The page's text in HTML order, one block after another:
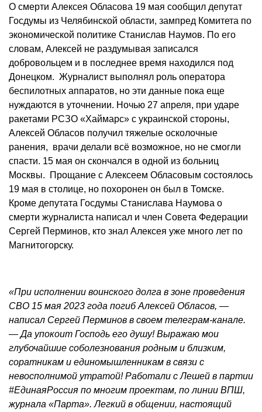
О смерти Алексея Обласова 19 мая сообщил депутат
Госдумы из Челябинской области, зампред Комитета по
экономической политике Станислав Наумов. По его
словам, Алексей не раздумывая записался
добровольцем и в последнее время находился под
Донецком. Журналист выполнял роль оператора
беспилотных аппаратов, но эти данные пока еще
нуждаются в уточнении. Ночью 27 апреля, при ударе
ракетами РСЗО «Хаймарс» с украинской стороны,
Алексей Обласов получил тяжелые осколочные
ранения, врачи делали всё возможное, но не смогли
спасти. 15 мая он скончался в одной из больниц
Москвы. Прощание с Алексеем Обласовым состоялось
19 мая в столице, но похоронен он был в Томске.
Кроме депутата Госдумы Станислава Наумова о
смерти журналиста написал и член Совета Федерации
Сергей Перминов, кто знал Алексея уже много лет по
Магнитогорску.
«При исполнении воинского долга в зоне проведения
СВО 15 мая 2023 года погиб Алексей Обласов, —
написал Сергей Перминов в своем телеграм-канале.
— Да упокоит Господь его душу! Выражаю мои
глубочайшие соболезнования родным и близким,
соратникам и единомышленникам в связи с
невосполнимой утратой! Работали с Лешей в партии
#ЕдинаяРоссия по многим проектам, по линии ВПШ,
журнала «Парта». Легкий в общении, настоящий